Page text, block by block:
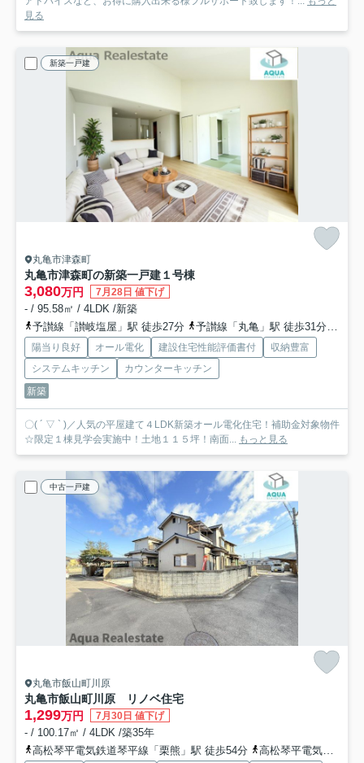
見る
新築一戸建
丸亀市津森町
丸亀市津森町の新築一戸建１号棟
3,080万円 7月28日 値下げ
- / 95.58㎡ / 4LDK /新築
予讃線「讃岐塩屋」駅 徒歩27分
予讃線「丸亀」駅 徒歩31分
陽当り良好 オール電化 建設住宅性能評価書付
収納豊富
システムキッチン
カウンターキッチン
新築
〇( ´ ▽ ` )／人気の平屋建て４LDK新築オール電化住宅！補助金対象物件
☆限定１棟見学会実施中！土地１１５坪！南面...
もっと見る
中古一戸建
丸亀市飯山町川原
丸亀市飯山町川原 リノベ住宅
1,299万円 7月30日 値下げ
- / 100.17㎡ / 4LDK /築35年
高松琴平電気鉄道琴平線「栗熊」駅 徒歩54分
高松琴平電気鉄道琴平線「岡田」駅 徒歩63分